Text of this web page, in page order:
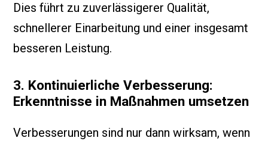
Dies führt zu zuverlässigerer Qualität,
schnellerer Einarbeitung und einer insgesamt
besseren Leistung.
3. Kontinuierliche Verbesserung:
Erkenntnisse in Maßnahmen umsetzen
Verbesserungen sind nur dann wirksam, wenn